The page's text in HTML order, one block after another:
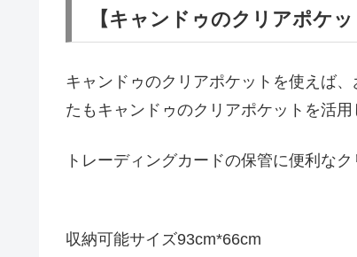
【キャンドゥのクリアポケ
キャンドゥのクリアポケットを使えば
たもキャンドゥのクリアポケットを活
トレーディングカードの保管に便利なク
収納可能サイズ93cm*66cm